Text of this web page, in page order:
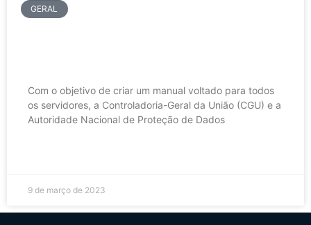
GERAL
Órgãos firmam parceria para
Com o objetivo de criar um manual voltado para todos
os servidores, a Controladoria-Geral da União (CGU) e a
Autoridade Nacional de Proteção de Dados
9 de março de 2023